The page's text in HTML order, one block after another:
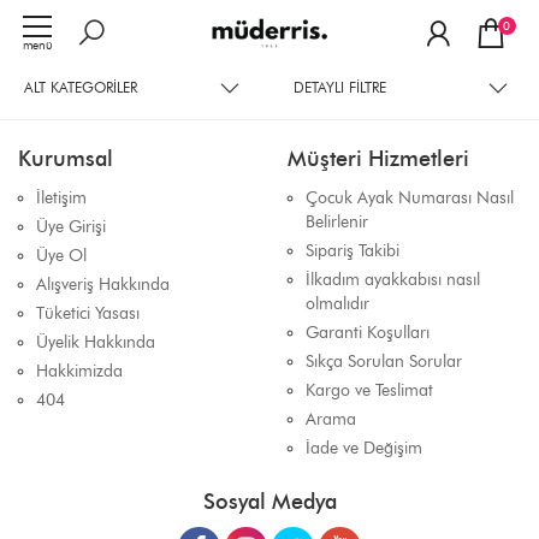
menü
0
ALT KATEGORILER DETAYLI FILTRE
Kurumsal
İletişim
Üye Girişi
Üye Ol
Alışveriş Hakkında
Tüketici Yasası
Üyelik Hakkında
Hakkimizda
404
Müşteri Hizmetleri
Çocuk Ayak Numarası Nasıl
Belirlenir
Sipariş Takibi
İlkadım ayakkabısı nasıl
olmalıdır
Garanti Koşulları
Sıkça Sorulan Sorular
Kargo ve Teslimat
Arama
İade ve Değişim
Sosyal Medya